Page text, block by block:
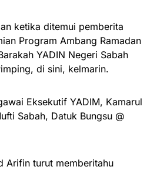
ketika ditemui pemberita
Program Ambang Ramadan
YADIN Negeri Sabah
di sini, kelmarin.
Eksekutif YADIM, Kamarul
Sabah, Datuk Bungsu @
Arifin turut memberitahu